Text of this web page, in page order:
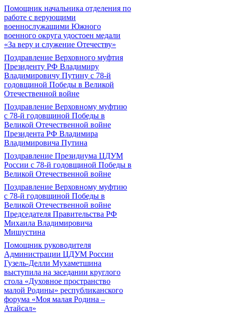
Помощник начальника отделения по
работе с верующими
военнослужащими Южного
военного округа удостоен медали
«За веру и служение Отечеству»
Поздравление Верховного муфтия
Президенту РФ Владимиру
Владимировичу Путину с 78-й
годовщиной Победы в Великой
Отечественной войне
Поздравление Верховному муфтию
с 78-й годовщиной Победы в
Великой Отечественной войне
Президента РФ Владимира
Владимировича Путина
Поздравление Президиума ЦДУМ
России с 78-й годовщиной Победы в
Великой Отечественной войне
Поздравление Верховному муфтию
с 78-й годовщиной Победы в
Великой Отечественной войне
Председателя Правительства РФ
Михаила Владимировича
Мишустина
Помощник руководителя
Администрации ЦДУМ России
Гузель-Делли Мухаметшина
выступила на заседании круглого
стола «Духовное пространство
малой Родины» республиканского
форума «Моя малая Родина –
Атайсал»